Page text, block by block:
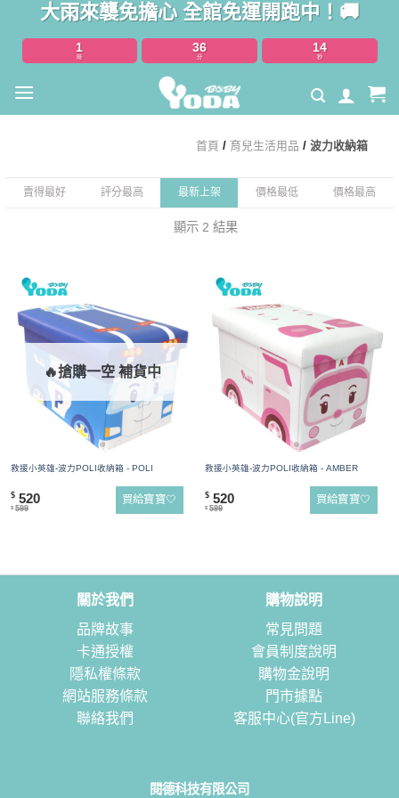
大雨來襲免擔心 全館免運開跑中！🚚
1
時
36
分
14
秒
首頁 / 育兒生活用品 / 波力收納箱
賣得最好 評分最高 最新上架 價格最低 價格最高
顯示 2 結果
🔥搶購一空 補貨中
救援小英雄-波力POLI收納箱 - POLI
$ 520
$ 599
買給寶寶🤍
救援小英雄-波力POLI收納箱 - AMBER
$ 520
$ 599
買給寶寶🤍
關於我們
品牌故事
卡通授權
隱私權條款
網站服務條款
聯絡我們
購物說明
常見問題
會員制度說明
購物金說明
門市據點
客服中心(官方Line)
閱德科技有限公司